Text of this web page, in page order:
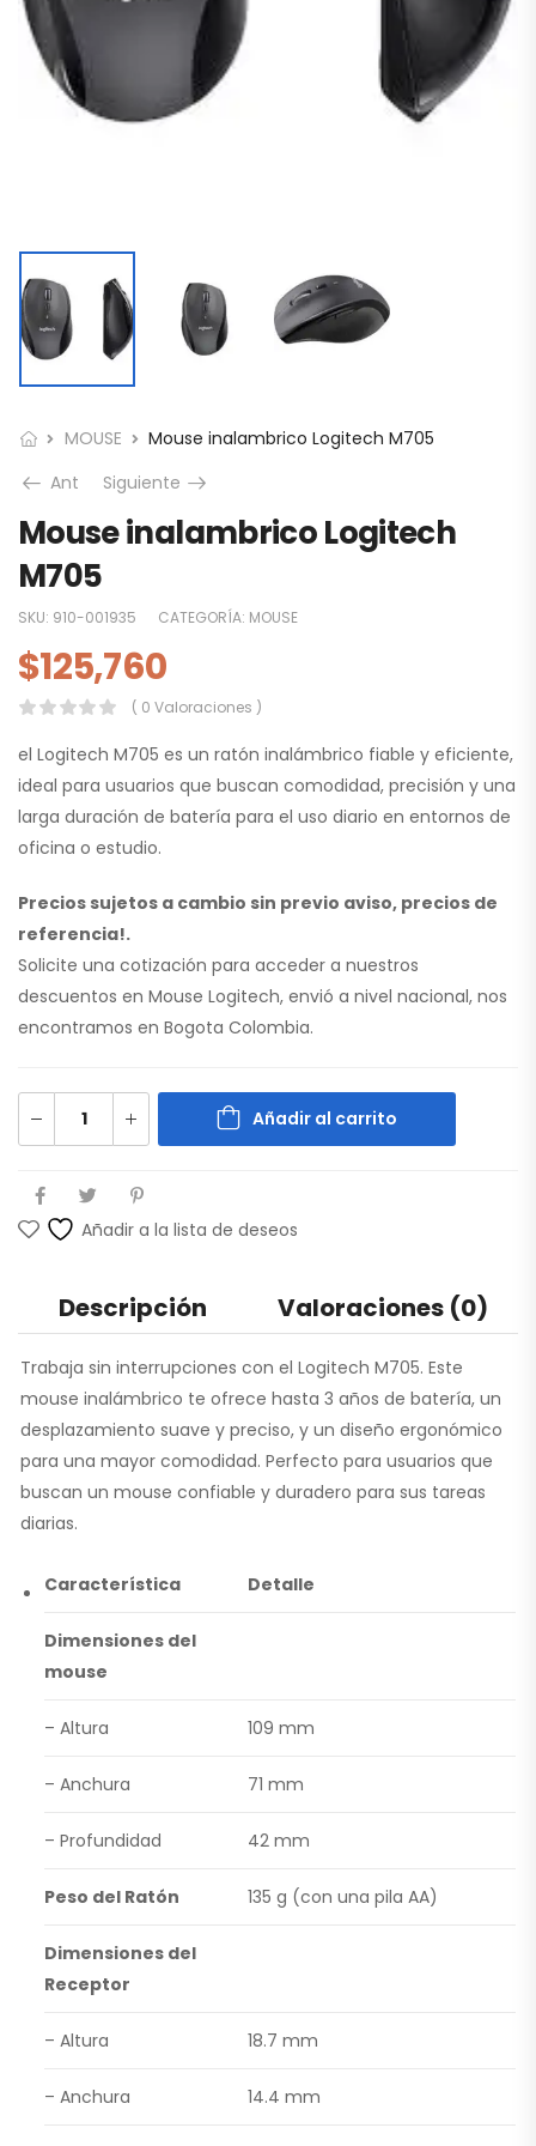
MOUSE
Mouse inalambrico Logitech M705
Ant
Siguiente
Mouse inalambrico Logitech
M705
SKU: 910-001935 CATEGORÍA: MOUSE
$125,760
( 0 Valoraciones )
el Logitech M705 es un ratón inalámbrico fiable y eficiente,
ideal para usuarios que buscan comodidad, precisión y una
larga duración de batería para el uso diario en entornos de
oficina o estudio.
Precios sujetos a cambio sin previo aviso, precios de
referencia!.
Solicite una cotización para acceder a nuestros
descuentos en Mouse Logitech, envió a nivel nacional, nos
encontramos en Bogota Colombia.
Añadir al carrito
Añadir a la lista de deseos
Descripción Valoraciones (0)
Trabaja sin interrupciones con el Logitech M705. Este
mouse inalámbrico te ofrece hasta 3 años de batería, un
desplazamiento suave y preciso, y un diseño ergonómico
para una mayor comodidad. Perfecto para usuarios que
buscan un mouse confiable y duradero para sus tareas
diarias.
Característica Detalle
Dimensiones del
mouse
– Altura 109 mm
– Anchura 71 mm
– Profundidad 42 mm
Peso del Ratón 135 g (con una pila AA)
Dimensiones del
Receptor
– Altura 18.7 mm
– Anchura 14.4 mm